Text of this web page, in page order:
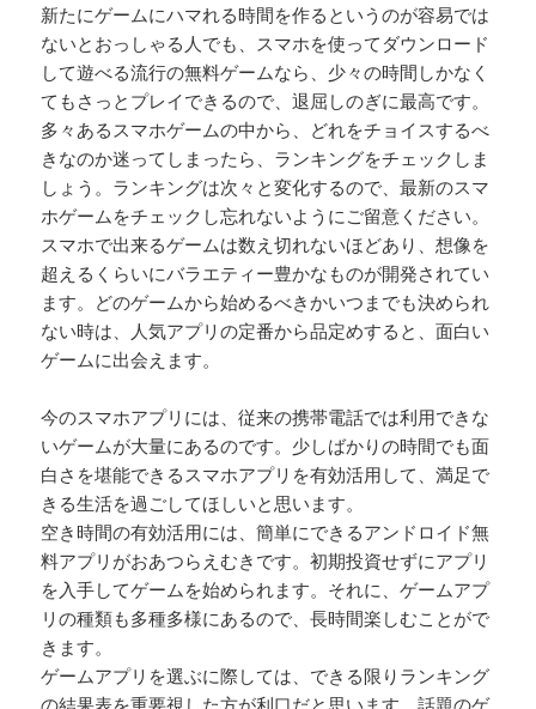
新たにゲームにハマれる時間を作るというのが容易では
ないとおっしゃる人でも、スマホを使ってダウンロード
して遊べる流行の無料ゲームなら、少々の時間しかなく
てもさっとプレイできるので、退屈しのぎに最高です。
多々あるスマホゲームの中から、どれをチョイスするべ
きなのか迷ってしまったら、ランキングをチェックしま
しょう。ランキングは次々と変化するので、最新のスマ
ホゲームをチェックし忘れないようにご留意ください。
スマホで出来るゲームは数え切れないほどあり、想像を
超えるくらいにバラエティー豊かなものが開発されてい
ます。どのゲームから始めるべきかいつまでも決められ
ない時は、人気アプリの定番から品定めすると、面白い
ゲームに出会えます。
今のスマホアプリには、従来の携帯電話では利用できな
いゲームが大量にあるのです。少しばかりの時間でも面
白さを堪能できるスマホアプリを有効活用して、満足で
きる生活を過ごしてほしいと思います。
空き時間の有効活用には、簡単にできるアンドロイド無
料アプリがおあつらえむきです。初期投資せずにアプリ
を入手してゲームを始められます。それに、ゲームアプ
リの種類も多種多様にあるので、長時間楽しむことがで
きます。
ゲームアプリを選ぶに際しては、できる限りランキング